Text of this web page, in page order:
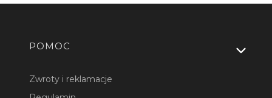
Linki w stopce
POMOC
Zwroty i reklamacje